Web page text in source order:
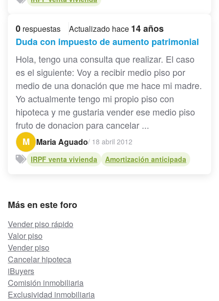
0 respuestas Actualizado hace 14 años
Duda con impuesto de aumento patrimonial
Hola, tengo una consulta que realizar. El caso
es el siguiente: Voy a recibir medio piso por
medio de una donación que me hace mi madre.
Yo actualmente tengo mi propio piso con
hipoteca y me gustaria vender ese medio piso
fruto de donacion para cancelar ...
M
Maria Aguado/ 18 abril 2012
IRPF venta vivienda
Amortización anticipada
Más en este foro
Vender piso rápido
Valor piso
Vender piso
Cancelar hipoteca
iBuyers
Comisión inmobiliaria
Exclusividad inmobiliaria